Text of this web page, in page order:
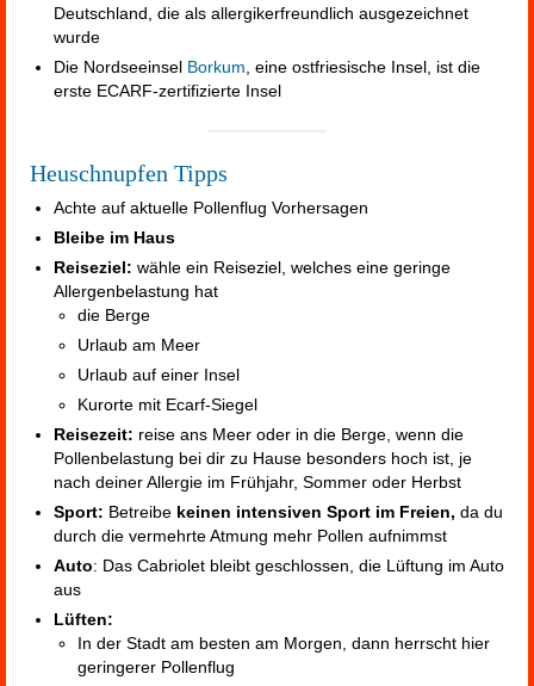
Deutschland, die als allergikerfreundlich ausgezeichnet
wurde
Die Nordseeinsel Borkum , eine ostfriesische Insel, ist die
erste ECARF-zertifizierte Insel
Heuschnupfen Tipps
Achte auf aktuelle Pollenflug Vorhersagen
Bleibe im Haus
Reiseziel: wähle ein Reiseziel, welches eine geringe
Allergenbelastung hat
die Berge
Urlaub am Meer
Urlaub auf einer Insel
Kurorte mit Ecarf-Siegel
Reisezeit: reise ans Meer oder in die Berge, wenn die
Pollenbelastung bei dir zu Hause besonders hoch ist, je
nach deiner Allergie im Frühjahr, Sommer oder Herbst
Sport: Betreibe keinen intensiven Sport im Freien, da du
durch die vermehrte Atmung mehr Pollen aufnimmst
Auto: Das Cabriolet bleibt geschlossen, die Lüftung im Auto
aus
Lüften:
In der Stadt am besten am Morgen, dann herrscht hier
geringerer Pollenflug